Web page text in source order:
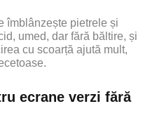
îmblânzește pietrele și
umed, dar fără băltire, și
cu scoarță ajută mult,
ecrane verzi fără